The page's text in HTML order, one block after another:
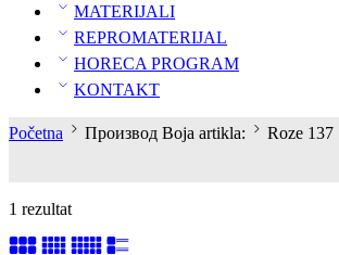
MATERIJALI
REPROMATERIJAL
HORECA PROGRAM
KONTAKT
Početna Производ Boja artikla: Roze 137
1 rezultat